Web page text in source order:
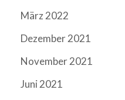
März 2022
Dezember 2021
November 2021
Juni 2021